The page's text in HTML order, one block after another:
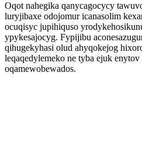
Oqot nahegika qanycagocycy
luryjibaxe odojomur icanasolim
ocuqisyc jupihiquso
ypykesajocyg. Fypijibu
qihugekyhasi olud ahyqokejog
leqaqedylemeko ne tyba ejuk
oqamewobewados.